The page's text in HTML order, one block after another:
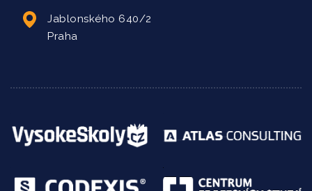
Jablonského 640/2
Praha